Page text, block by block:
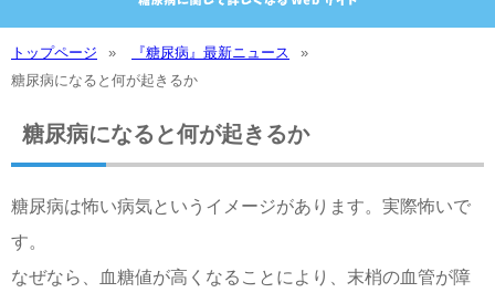
トップページ
『糖尿病』最新ニュース
糖尿病になると何が起きるか
糖尿病になると何が起きるか
糖尿病は怖い病気というイメージがあります。実際怖いで
す。
なぜなら、血糖値が高くなることにより、末梢の血管が障